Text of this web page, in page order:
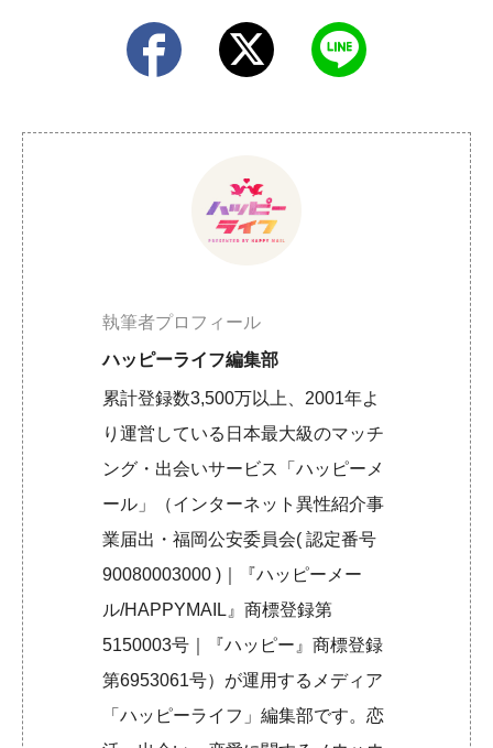
執筆者プロフィール
ハッピーライフ編集部
累計登録数3,500万以上、2001年よ
り運営している日本最大級のマッチ
ング・出会いサービス「ハッピーメ
ール」（インターネット異性紹介事
業届出・福岡公安委員会( 認定番号
90080003000 )｜『ハッピーメー
ル/HAPPYMAIL』商標登録第
5150003号｜『ハッピー』商標登録
第6953061号）が運用するメディア
「ハッピーライフ」編集部です。恋